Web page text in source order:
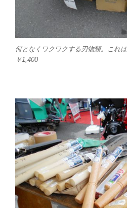
何となくワクワクする刃物類。これ
￥1,400